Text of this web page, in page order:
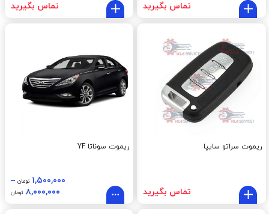
تماس بگیرید تماس بگیرید
ریموت سراتو سایپا
تماس بگیرید
ریموت سوناتا YF
۱,۵۰۰,۰۰۰ تومان –
۸,۰۰۰,۰۰۰ تومان